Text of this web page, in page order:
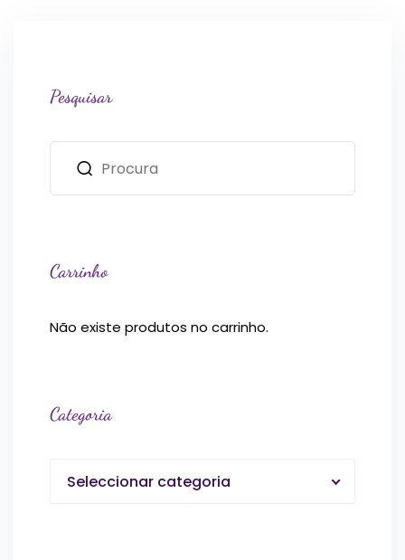
Pesquisar
Carrinho
Não existe produtos no carrinho.
Categoria
Seleccionar categoria